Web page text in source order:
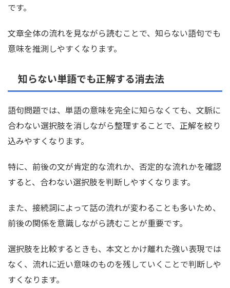
です。
文章全体の流れを見ながら読むことで、知らない語句でも
意味を推測しやすくなります。
知らない単語でも正解する消去法
語句問題では、単語の意味を完全に知らなくても、文脈に
合わない選択肢を消しながら整理することで、正解を絞り
込みやすくなります。
特に、前後の文が肯定的な流れか、否定的な流れかを確認
すると、合わない選択肢を判断しやすくなります。
また、接続詞によって話の流れが変わることも多いため、
前後の関係を意識しながら読むことが重要です。
選択肢を比較するときも、本文とかけ離れた強い表現では
なく、流れに近い意味のものを残していくことで判断しや
すくなります。